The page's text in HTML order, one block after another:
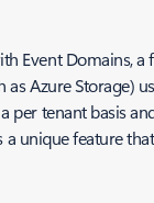
Event Domains,
as Azure Storage)
per tenant basis
a unique feature